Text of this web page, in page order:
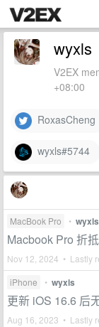
wyxls
V2EX
+08:00
RoxasCheng
wyxls#5744
MacBook Pro • wyxls
Macbook Pro 折
Nov 12, 2024 • Lastly
iPhone • wyxls
更新 iOS 16.6 后
Aug 16, 2023 • Lastly